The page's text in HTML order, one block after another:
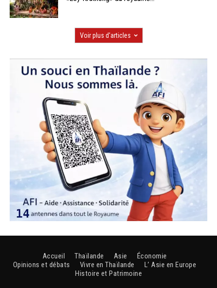
Voir plus d'articles
Accueil Thaïlande Asie
Économie
Opinions et débats
Vivre en Thaïlande
L’ Asie en Europe
Histoire et Patrimoine